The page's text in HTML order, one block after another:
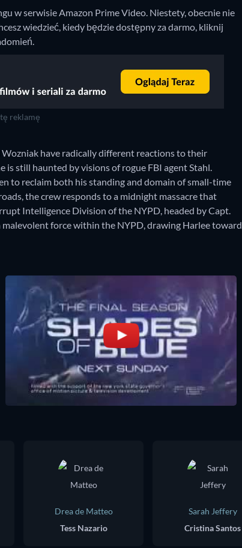
w serwisie Amazon Prime Video. Niestety, obecnie nie
wiedzieć, kiedy będzie dostępny za darmo, kliknij
reklamę
have radically different reactions to their
still haunted by visions of rogue FBI agent Stahl.
to reclaim both his standing and domain of small-time
the crew responds to a midnight massacre that
Intelligence Division of the NYPD, headed by Capt.
force within the NYPD, drawing Harlee toward
Drea de Matteo
Tess Nazario
Sarah Jeffery
Cristina Santos